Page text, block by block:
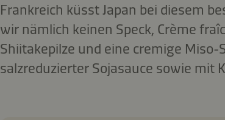
Frankreich küsst Japan bei diesem
wir nämlich keinen Speck, Crème
Shiitakepilze und eine cremige
salzreduzierter Sojasauce sowie mit